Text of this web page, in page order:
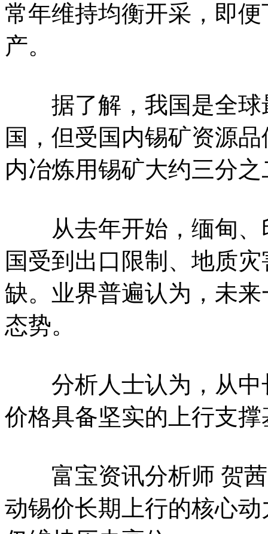
常年维持均衡开采，即
产。
据了解，我国是全球
国，但受国内锡矿资源
内冶炼用锡矿大约三分
从去年开始，缅甸、
国受到出口限制、地质
缺。业界普遍认为，未
态势。
分析人士认为，从中
价格具备坚实的上行支撑
富宝资讯分析师 贺茜
动锡价长期上行的核心